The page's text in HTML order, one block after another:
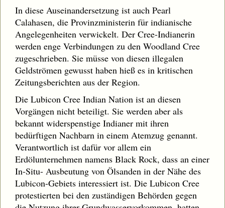
In diese Auseinandersetzung ist auch Pearl
Calahasen, die Provinzministerin für indianische
Angelegenheiten verwickelt. Der Cree-Indianerin
werden enge Verbindungen zu den Woodland Cree
zugeschrieben. Sie müsse von diesen illegalen
Geldströmen gewusst haben hieß es in kritischen
Zeitungsberichten aus der Region.
Die Lubicon Cree Indian Nation ist an diesen
Vorgängen nicht beteiligt. Sie werden aber als
bekannt widerspenstige Indianer mit ihren
bedürftigen Nachbarn in einem Atemzug genannt.
Verantwortlich ist dafür vor allem ein
Erdölunternehmen namens Black Rock, dass an einer
In-Situ- Ausbeutung von Ölsanden in der Nähe des
Lubicon-Gebiets interessiert ist. Die Lubicon Cree
protestierten bei den zuständigen Behörden gegen